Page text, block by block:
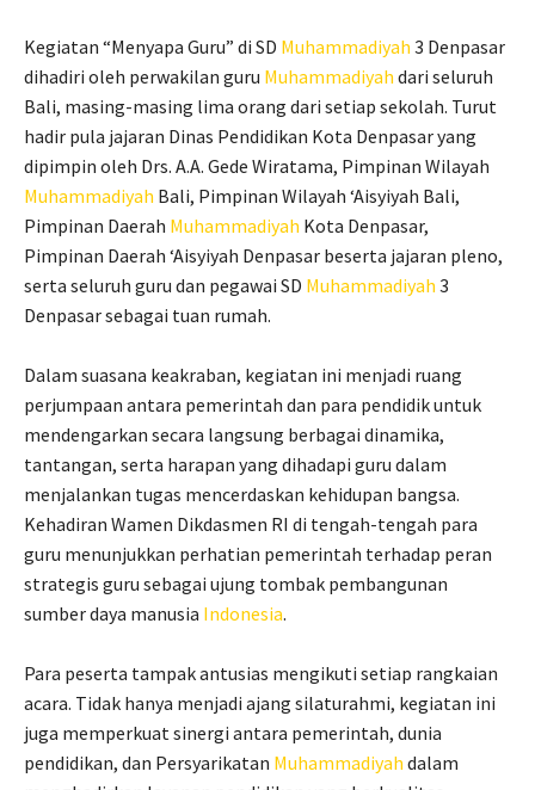
Kegiatan “Menyapa Guru” di SD Muhammadiyah 3 Denpasar
dihadiri oleh perwakilan guru Muhammadiyah dari seluruh
Bali, masing-masing lima orang dari setiap sekolah. Turut
hadir pula jajaran Dinas Pendidikan Kota Denpasar yang
dipimpin oleh Drs. A.A. Gede Wiratama, Pimpinan Wilayah
Muhammadiyah Bali, Pimpinan Wilayah ‘Aisyiyah Bali,
Pimpinan Daerah Muhammadiyah Kota Denpasar,
Pimpinan Daerah ‘Aisyiyah Denpasar beserta jajaran pleno,
serta seluruh guru dan pegawai SD Muhammadiyah 3
Denpasar sebagai tuan rumah.
Dalam suasana keakraban, kegiatan ini menjadi ruang
perjumpaan antara pemerintah dan para pendidik untuk
mendengarkan secara langsung berbagai dinamika,
tantangan, serta harapan yang dihadapi guru dalam
menjalankan tugas mencerdaskan kehidupan bangsa.
Kehadiran Wamen Dikdasmen RI di tengah-tengah para
guru menunjukkan perhatian pemerintah terhadap peran
strategis guru sebagai ujung tombak pembangunan
sumber daya manusia Indonesia.
Para peserta tampak antusias mengikuti setiap rangkaian
acara. Tidak hanya menjadi ajang silaturahmi, kegiatan ini
juga memperkuat sinergi antara pemerintah, dunia
pendidikan, dan Persyarikatan Muhammadiyah dalam